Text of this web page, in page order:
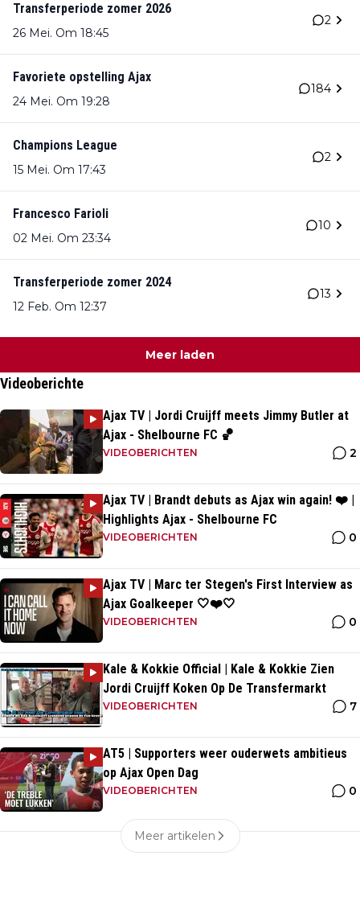
Transferperiode zomer 2026
26 Mei. Om 18:45
2
Favoriete opstelling Ajax
24 Mei. Om 19:28
184
Champions League
15 Mei. Om 17:43
2
Francesco Farioli
02 Mei. Om 23:34
10
Transferperiode zomer 2024
12 Feb. Om 12:37
13
Meer laden
Videoberichte
Ajax TV | Jordi Cruijff meets Jimmy Butler at
Ajax - Shelbourne FC 🏀
VIDEOBERICHTEN 2
Ajax TV | Brandt debuts as Ajax win again! ❤️ |
Highlights Ajax - Shelbourne FC
VIDEOBERICHTEN 0
Ajax TV | Marc ter Stegen's First Interview as
Ajax Goalkeeper 🤍❤️🤍
VIDEOBERICHTEN 0
Kale & Kokkie Official | Kale & Kokkie Zien
Jordi Cruijff Koken Op De Transfermarkt
VIDEOBERICHTEN 7
AT5 | Supporters weer ouderwets ambitieus
op Ajax Open Dag
VIDEOBERICHTEN 0
Meer artikelen